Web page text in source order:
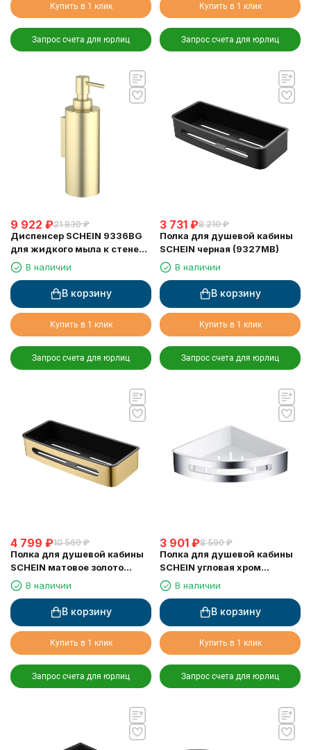
Купить в 1 клик
Запрос счета для юрлиц
Купить в 1 клик
Запрос счета для юрлиц
9 922 ₽21 830 ₽
Диспенсер SCHEIN 9336BG
для жидкого мыла к стене
матовое золото
В наличии
В корзину
Купить в 1 клик
Запрос счета для юрлиц
3 731 ₽8 210 ₽
Полка для душевой кабины
SCHEIN черная (9327MB)
В наличии
В корзину
Купить в 1 клик
Запрос счета для юрлиц
4 799 ₽10 560 ₽
Полка для душевой кабины
SCHEIN матовое золото
(9327BG)
В наличии
В корзину
Купить в 1 клик
Запрос счета для юрлиц
3 901 ₽8 590 ₽
Полка для душевой кабины
SCHEIN угловая хром
(9326CH)
В наличии
В корзину
Купить в 1 клик
Запрос счета для юрлиц